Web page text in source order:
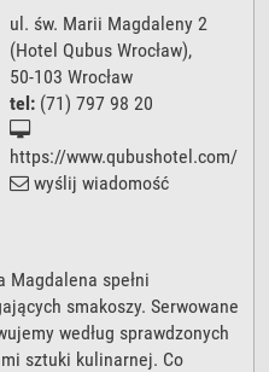
ul. św. Marii Magdaleny 2
(Hotel Qubus Wrocław),
50-103 Wrocław
tel: (71) 797 98 20
https://www.qubushotel.com/
wyślij wiadomość
spełni
smakoszy. Serwowane
według sprawdzonych
sztuki kulinarnej. Co